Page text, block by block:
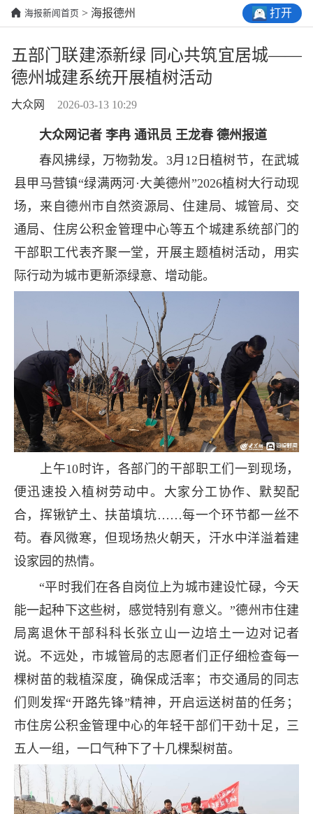
海报新闻首页 > 海报德州 打开
五部门联建添新绿 同心共筑宜居城——
德州城建系统开展植树活动
大众网 2026-03-13 10:29
大众网记者 李冉 通讯员 王龙春 德州报道
春风拂绿，万物勃发。3月12日植树节，在武城
县甲马营镇“绿满两河·大美德州”2026植树大行动现
场，来自德州市自然资源局、住建局、城管局、交
通局、住房公积金管理中心等五个城建系统部门的
干部职工代表齐聚一堂，开展主题植树活动，用实
际行动为城市更新添绿意、增动能。
上午10时许，各部门的干部职工们一到现场，
便迅速投入植树劳动中。大家分工协作、默契配
合，挥锹铲土、扶苗填坑……每一个环节都一丝不
苟。春风微寒，但现场热火朝天，汗水中洋溢着建
设家园的热情。
“平时我们在各自岗位上为城市建设忙碌，今天
能一起种下这些树，感觉特别有意义。”德州市住建
局离退休干部科科长张立山一边培土一边对记者
说。不远处，市城管局的志愿者们正仔细检查每一
棵树苗的栽植深度，确保成活率；市交通局的同志
们则发挥“开路先锋”精神，开启运送树苗的任务；
市住房公积金管理中心的年轻干部们干劲十足，三
五人一组，一口气种下了十几棵梨树苗。